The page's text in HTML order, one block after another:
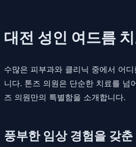
대전 성인 여드름
수많은 피부과와 클리닉 중에서 어
니다. 톤즈 의원은 단순한 치료를 넘
즈 의원만의 특별함을 소개합니다.
풍부한 임상 경험을 갖춘